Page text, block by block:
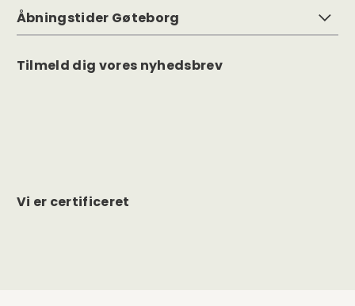
Åbningstider Gøteborg
Tilmeld dig vores nyhedsbrev
Vi er certificeret